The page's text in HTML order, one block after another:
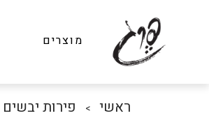
מוצרים
ראשי > פירות יבשים